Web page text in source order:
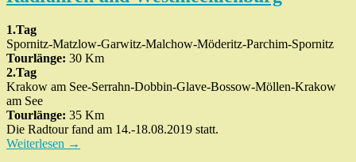
1.Tag
Spornitz-Matzlow-Garwitz-Malchow-Möderitz-Parchim-Spornitz
Tourlänge: 30 Km
2.Tag
Krakow am See-Serrahn-Dobbin-Glave-Bossow-Möllen-Krakow
am See
Tourlänge: 35 Km
Die Radtour fand am 14.-18.08.2019 statt.
Weiterlesen →